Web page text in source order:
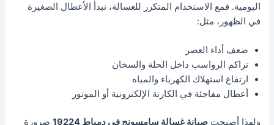
اليومية. فمع الاستخدام المتكرر للغسالة، تبدأ الأعطال الصغيرة
في الظهور، مثل:
ضعف أداء العصر
تراكم الرواسب داخل الحلة والسخان
ارتفاع استهلاك الكهرباء والمياه
أعطال مفاجئة في الكارتة الإلكترونية أو الموتور
ولهذا أصبحتصيانة غسالة سامسونج في دمياط 19224
ضرورة